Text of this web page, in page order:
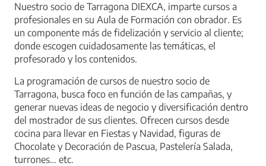
Nuestro socio de Tarragona DIEXCA, imparte cursos a
profesionales en su Aula de Formación con obrador. Es
un componente más de fidelización y servicio al cliente;
donde escogen cuidadosamente las temáticas, el
profesorado y los contenidos.
La programación de cursos de nuestro socio de
Tarragona, busca foco en función de las campañas, y
generar nuevas ideas de negocio y diversificación dentro
del mostrador de sus clientes. Ofrecen cursos desde
cocina para llevar en Fiestas y Navidad, figuras de
Chocolate y Decoración de Pascua, Pastelería Salada,
turrones… etc.